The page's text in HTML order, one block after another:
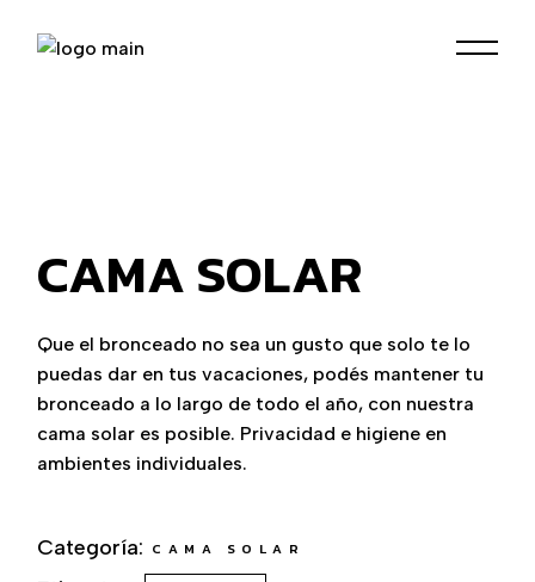
CAMA SOLAR
Que el bronceado no sea un gusto que solo te lo
puedas dar en tus vacaciones, podés mantener tu
bronceado a lo largo de todo el año, con nuestra
cama solar es posible. Privacidad e higiene en
ambientes individuales.
Categoría: CAMA SOLAR